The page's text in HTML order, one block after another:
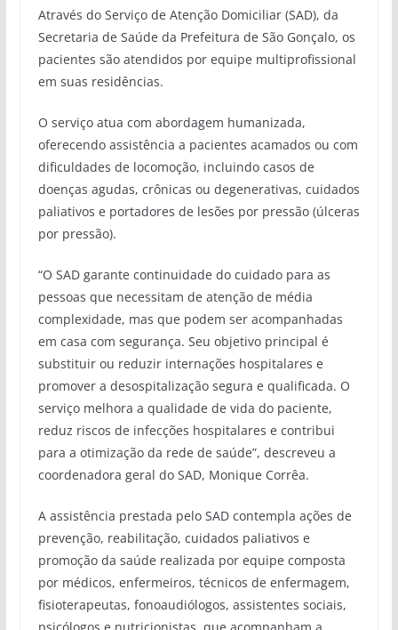
Através do Serviço de Atenção Domiciliar (SAD), da
Secretaria de Saúde da Prefeitura de São Gonçalo, os
pacientes são atendidos por equipe multiprofissional
em suas residências.
O serviço atua com abordagem humanizada,
oferecendo assistência a pacientes acamados ou com
dificuldades de locomoção, incluindo casos de
doenças agudas, crônicas ou degenerativas, cuidados
paliativos e portadores de lesões por pressão (úlceras
por pressão).
“O SAD garante continuidade do cuidado para as
pessoas que necessitam de atenção de média
complexidade, mas que podem ser acompanhadas
em casa com segurança. Seu objetivo principal é
substituir ou reduzir internações hospitalares e
promover a desospitalização segura e qualificada. O
serviço melhora a qualidade de vida do paciente,
reduz riscos de infecções hospitalares e contribui
para a otimização da rede de saúde”, descreveu a
coordenadora geral do SAD, Monique Corrêa.
A assistência prestada pelo SAD contempla ações de
prevenção, reabilitação, cuidados paliativos e
promoção da saúde realizada por equipe composta
por médicos, enfermeiros, técnicos de enfermagem,
fisioterapeutas, fonoaudiólogos, assistentes sociais,